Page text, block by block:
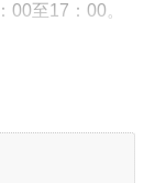
00至17：00。
6月7日、6月8